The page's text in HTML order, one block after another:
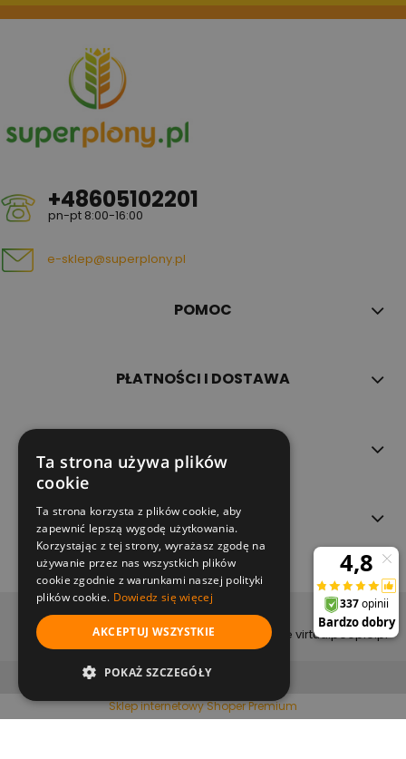
+48605102201
pn-pt 8:00-16:00
e-sklep@superplony.pl
POMOC
PŁATNOŚCI I DOSTAWA
O NAS
copyright (c) 2022
projekt i wykonanie virtualpeople.pl
pokaż pełną wersję strony
Sklep internetowy Shoper Premium
Ta strona używa plików
cookie
Ta strona korzysta z plików cookie, aby
zapewnić lepszą wygodę użytkowania.
Korzystając z tej strony, wyrażasz zgodę na
używanie przez nas wszystkich plików
cookie zgodnie z warunkami naszej polityki
plików cookie. Dowiedz się więcej
AKCEPTUJ WSZYSTKIE
POKAŻ SZCZEGÓŁY